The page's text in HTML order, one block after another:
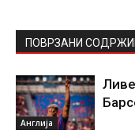
ПОВРЗАНИ
Англија